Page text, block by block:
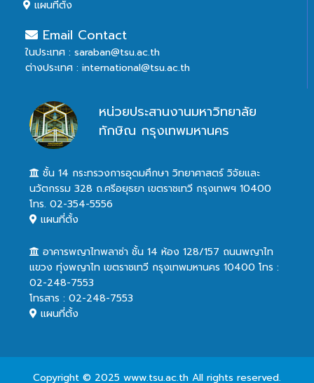
แผนที่ตั้ง
Email Contact
ในประเทศ : saraban@tsu.ac.th
ต่างประเทศ : international@tsu.ac.th
หน่วยประสานงานมหาวิทยาลัย
ทักษิณ กรุงเทพมหานคร
ชั้น 14 กระทรวงการอุดมศึกษา วิทยาศาสตร์ วิจัยและ
นวัตกรรม 328 ถ.ศรีอยุธยา เขตราชเทวี กรุงเทพฯ 10400
โทร. 02-354-5556
แผนที่ตั้ง
อาคารพญาไทพลาซ่า ชั้น 14 ห้อง 128/157 ถนนพญาไท
แขวง ทุ่งพญาไท เขตราชเทวี กรุงเทพมหานคร 10400 โทร :
02-248-7553
โทรสาร : 02-248-7553
แผนที่ตั้ง
Copyright © 2025 www.tsu.ac.th All rights reserved.